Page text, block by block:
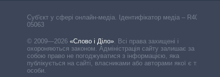
Cуб'єкт у сфері онлайн-медіа. Ідентифікатор медіа – R40-
05063
© 2009—2026 «Слово і Діло». Всі права захищені і
охороняються законом. Адміністрація сайту залишає за
собою право не погоджуватися з інформацією, яка
публікується на сайті, власниками або авторами якої є треті
особи.